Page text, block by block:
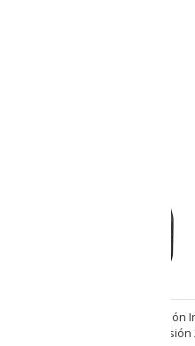
Celular Kyocera Ultra Versión
5G Certificado Clase 1 División